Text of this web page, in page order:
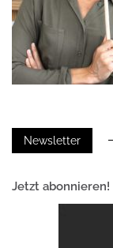
Newsletter
Jetzt abonnieren!